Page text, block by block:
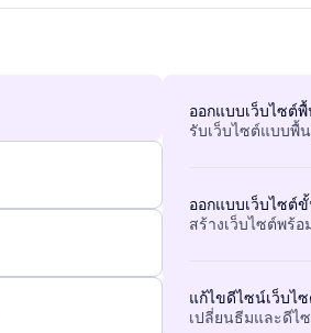
ออกแบบเว็บไซต์
รับเว็บไซต์แบบพื้
ออกแบบเว็บไซต์
สร้างเว็บไซต์พร้
แก้ไขดีไซน์เว็บไ
เปลี่ยนธีมและดีไ